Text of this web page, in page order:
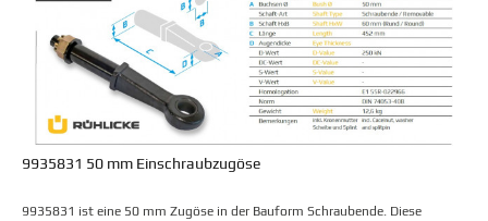
9935831 50 mm Einschraubzugöse
9935831 ist eine 50 mm Zugöse in der Bauform Schraubende. Diese